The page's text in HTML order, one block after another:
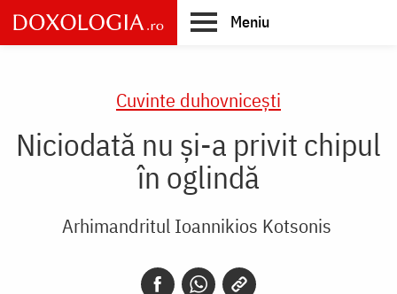
Skip
to
main
Meniu
Cuvinte duhovnicești
Niciodată nu şi-a privit chipul
în oglindă
Arhimandritul Ioannikios Kotsonis